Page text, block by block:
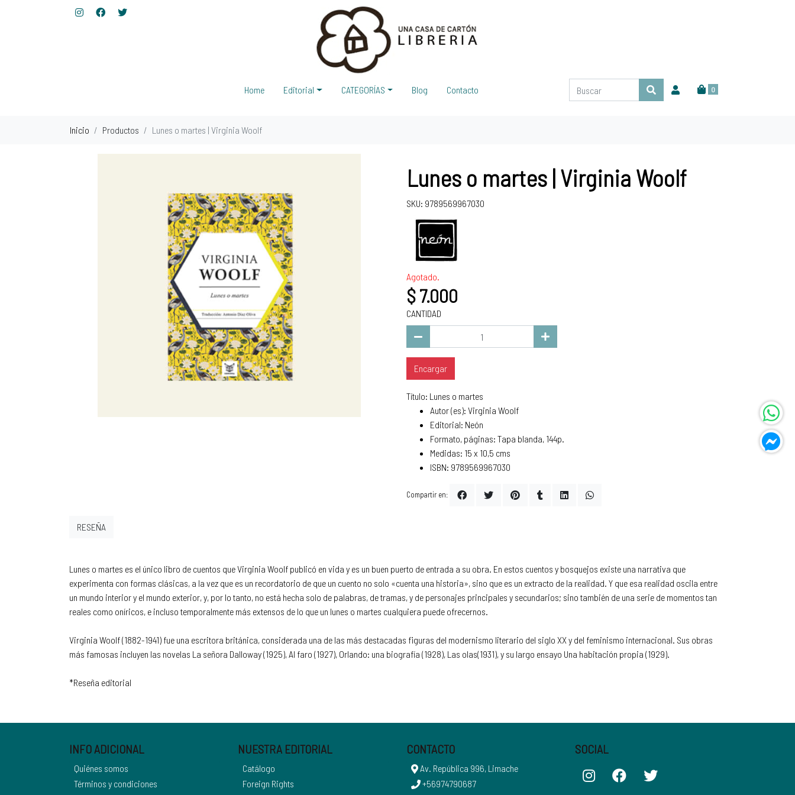
0
Home Editorial CATEGORÍAS Blog Contacto
Inicio Productos Lunes o martes | Virginia Woolf
Lunes o martes | Virginia Woolf
SKU: 9789569967030
Agotado.
$ 7.000
CANTIDAD
Encargar
Título: Lunes o martes
Autor (es): Virginia Woolf
Editorial: Neón
Formato, páginas: Tapa blanda, 144p.
Medidas: 15 x 10,5 cms
ISBN: 9789569967030
Compartir en:
Lunes o martes es el único libro de cuentos que Virginia Woolf publicó en vida y es un buen puerto de entrada a su obra. En estos cuentos y bosquejos existe una narrativa que
experimenta con formas clásicas, a la vez que es un recordatorio de que un cuento no solo «cuenta una historia», sino que es un extracto de la realidad. Y que esa realidad oscila entre
un mundo interior y el mundo exterior, y, por lo tanto, no está hecha solo de palabras, de tramas, y de personajes principales y secundarios; sino también de una serie de momentos tan
reales como oníricos, e incluso temporalmente más extensos de lo que un lunes o martes cualquiera puede ofrecernos.
Virginia Woolf (1882-1941) fue una escritora británica, considerada una de las más destacadas figuras del modernismo literario del siglo XX y del feminismo internacional. Sus obras
más famosas incluyen las novelas La señora Dalloway (1925), Al faro (1927), Orlando: una biografía (1928), Las olas(1931), y su largo ensayo Una habitación propia (1929).
*Reseña editorial
RESEÑA
INFO ADICIONAL
Quiénes somos
Términos y condiciones
NUESTRA EDITORIAL
Catálogo
Foreign Rights
CONTACTO
Av. República 996, Limache
+56974790687
SOCIAL